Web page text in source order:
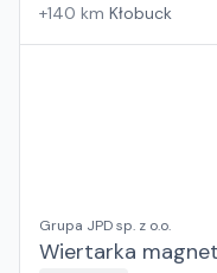
+140 km Kłobuck
Grupa JPD sp. z o.o.
Wiertarka